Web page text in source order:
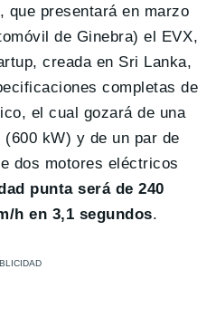
que presentará en marzo
de Ginebra) el EVX,
creada en Sri Lanka,
completas de
el cual gozará de una
kW) y de un par de
dos motores eléctricos
punta será de 240
h en 3,1 segundos.